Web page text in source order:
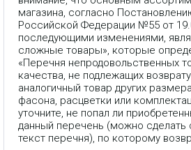
магазина, согласно
Российской Федерации №55 от
последующими изменениями,
сложные товары», которые
«Перечня непродовольственных
качества, не подлежащих
аналогичный товар других
фасона, расцветки или
уточните, не попал ли
данный перечень (можно сделать
текст перечня), по которому